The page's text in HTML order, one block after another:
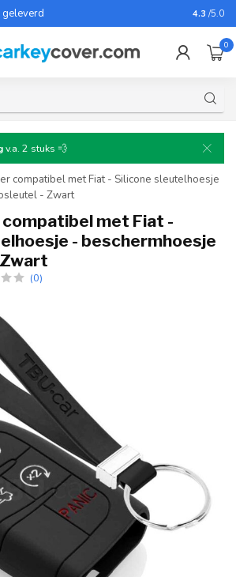
Voor
4.3 /5.0
0
v.a. 2 stuks 💨
compatibel met Fiat - Silicone sleutelhoesje
- Zwart
met Fiat -
- beschermhoesje
(0)